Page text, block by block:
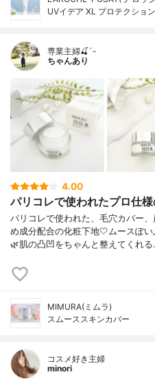
UVイデア XL プロテクショ
専業主婦🍒´-
ちゃんあり
4.00
パリコレで使われたプロ仕
パリコレで使われた、毛穴カバー
め成分配合の化粧下地🤍ムースぽ
🌿肌の凸凹をちゃんと整えてくれ
MIMURA(ミムラ)
スムーススキンカバー
コスメ好き主婦
minori